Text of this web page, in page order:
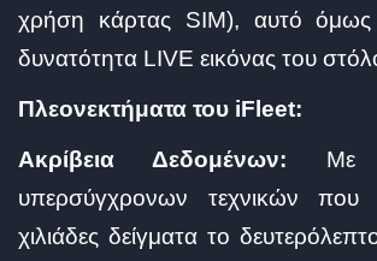
χρήση κάρτας SIM), αυτό όμως
δυνατότητα LIVE εικόνας του
Πλεονεκτήματα του iFleet:
Ακρίβεια Δεδομένων: Με
υπερσύγχρονων τεχνικών που
χιλιάδες δείγματα το